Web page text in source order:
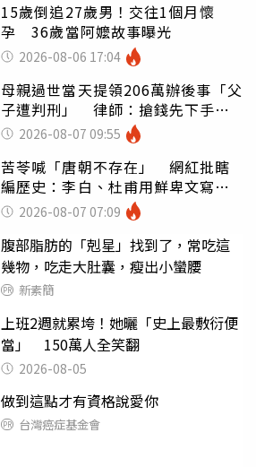
15歲倒追27歲男！交往1個月懷
孕 36歲當阿嬤故事曝光
2026-08-06 17:04
母親過世當天提領206萬辦後事「父
子遭判刑」 律師：搶錢先下手是
罪 2026-08-07 09:55
苦苓喊「唐朝不存在」 網紅批瞎
編歷史：李白、杜甫用鮮卑文寫
詩？2026-08-07 07:09
腹部脂肪的「剋星」找到了，常吃這
幾物，吃走大肚囊，瘦出小蠻腰
新素簡
上班2週就累垮！她曬「史上最敷衍便
當」 150萬人全笑翻
2026-08-05
做到這點才有資格說愛你
台灣癌症基金會